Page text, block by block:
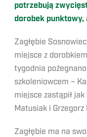
potrzebują
dorobek punktowy,
Zagłębie
miejsce z
tygodnia
szkoleniowcem –
miejsce zastąpił
Matusiak i Grzegorz
Zagłębie ma na